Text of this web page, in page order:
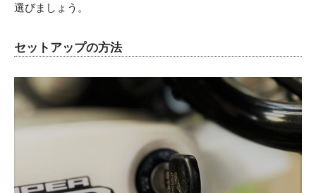
選びましょう。
セットアップの方法